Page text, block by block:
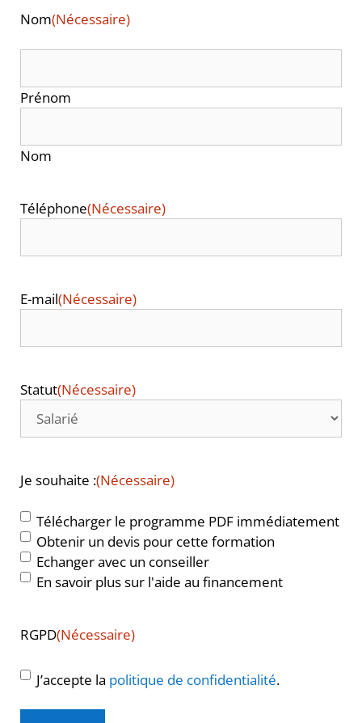
Nom(Nécessaire)
Prénom
Nom
Téléphone(Nécessaire)
E-mail(Nécessaire)
Statut(Nécessaire)
Je souhaite :(Nécessaire)
Télécharger le programme PDF immédiatement
Obtenir un devis pour cette formation
Echanger avec un conseiller
En savoir plus sur l'aide au financement
RGPD(Nécessaire)
J’accepte la politique de confidentialité.